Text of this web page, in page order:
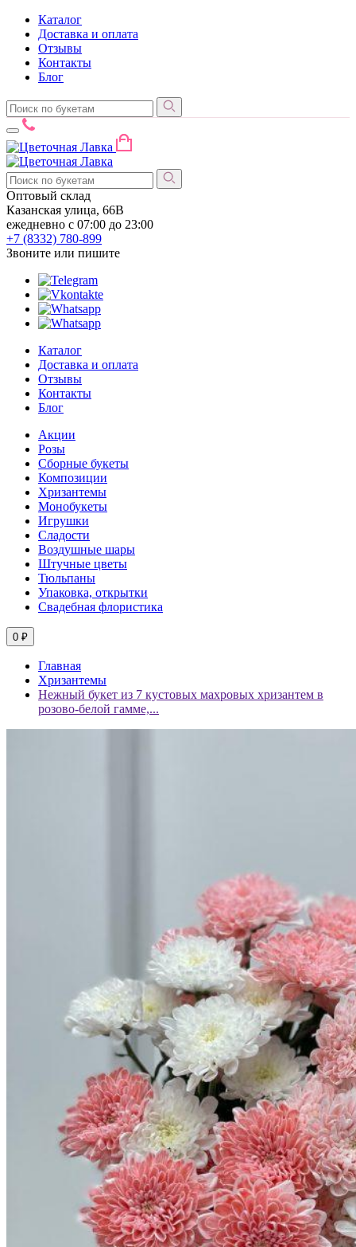
Каталог
Доставка и оплата
Отзывы
Контакты
Блог
Оптовый склад
Казанская улица, 66В
ежедневно с 07:00 до 23:00
+7 (8332) 780-899
Звоните или пишите
Каталог
Доставка и оплата
Отзывы
Контакты
Блог
Акции
Розы
Сборные букеты
Композиции
Хризантемы
Монобукеты
Игрушки
Сладости
Воздушные шары
Штучные цветы
Тюльпаны
Упаковка, открытки
Свадебная флористика
0 ₽
Главная
Хризантемы
Нежный букет из 7 кустовых махровых хризантем в
розово-белой гамме,...